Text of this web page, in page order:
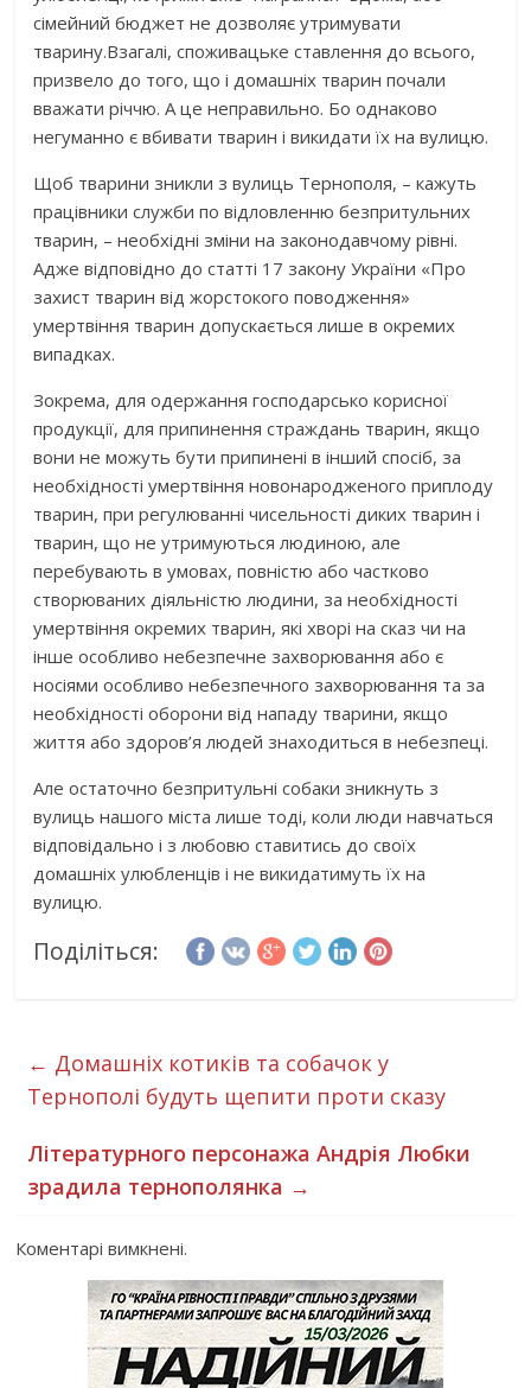
сімейний бюджет не дозволяє утримувати
тварину.Взагалі, споживацьке ставлення до всього,
призвело до того, що і домашніх тварин почали
вважати річчю. А це неправильно. Бо однаково
негуманно є вбивати тварин і викидати їх на вулицю.
Щоб тварини зникли з вулиць Тернополя, – кажуть
працівники служби по відловленню безпритульних
тварин, – необхідні зміни на законодавчому рівні.
Адже відповідно до статті 17 закону України «Про
захист тварин від жорстокого поводження»
умертвіння тварин допускається лише в окремих
випадках.
Зокрема, для одержання господарсько корисної
продукції, для припинення страждань тварин, якщо
вони не можуть бути припинені в інший спосіб, за
необхідності умертвіння новонародженого приплоду
тварин, при регулюванні чисельності диких тварин і
тварин, що не утримуються людиною, але
перебувають в умовах, повністю або частково
створюваних діяльністю людини, за необхідності
умертвіння окремих тварин, які хворі на сказ чи на
інше особливо небезпечне захворювання або є
носіями особливо небезпечного захворювання та за
необхідності оборони від нападу тварини, якщо
життя або здоров’я людей знаходиться в небезпеці.
Але остаточно безпритульні собаки зникнуть з
вулиць нашого міста лише тоді, коли люди навчаться
відповідально і з любовю ставитись до своїх
домашніх улюбленців і не викидатимуть їх на
вулицю.
Поділіться:
← Домашніх котиків та собачок у
Тернополі будуть щепити проти сказу
Літературного персонажа Андрія Любки
зрадила тернополянка →
Коментарі вимкнені.